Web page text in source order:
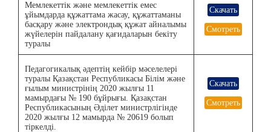
Мемлекеттік және мемлекеттік емес
ұйымдарда құжаттама жасау, құжаттаманы
басқару және электрондық құжат айналымы
жүйелерін пайдалану қағидаларын бекіту
туралы
Скачать
Смотреть
Педагогикалық әдептің кейбір мәселелері
туралы Қазақстан Республикасы Білім және
ғылым министрінің 2020 жылғы 11
мамырдағы № 190 бұйрығы. Қазақстан
Республикасының Әділет министрлігінде
2020 жылғы 12 мамырда № 20619 болып
тіркелді.
Скачать
Смотреть